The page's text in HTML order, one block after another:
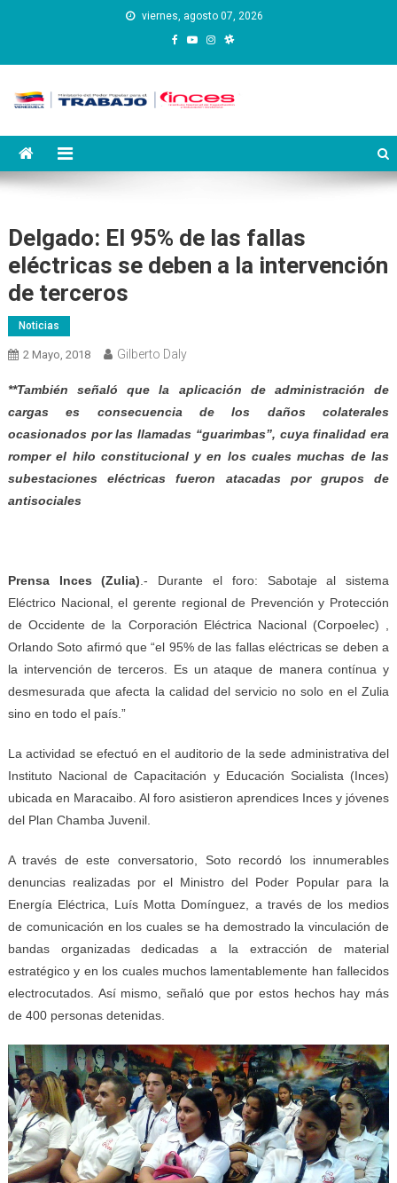
viernes, agosto 07, 2026
Instituto Nacional de
Capacitación y Educación
Delgado: El 95% de las fallas
eléctricas se deben a la intervención
de terceros
Noticias
2 Mayo, 2018 Gilberto Daly
**También señaló que la aplicación de administración de
cargas es consecuencia de los daños colaterales
ocasionados por las llamadas “guarimbas”, cuya finalidad era
romper el hilo constitucional y en los cuales muchas de las
subestaciones eléctricas fueron atacadas por grupos de
antisociales
Prensa Inces (Zulia) .- Durante el foro: Sabotaje al sistema
Eléctrico Nacional, el gerente regional de Prevención y Protección
de Occidente de la Corporación Eléctrica Nacional (Corpoelec) ,
Orlando Soto afirmó que “el 95% de las fallas eléctricas se deben a
la intervención de terceros. Es un ataque de manera contínua y
desmesurada que afecta la calidad del servicio no solo en el Zulia
sino en todo el país.”
La actividad se efectuó en el auditorio de la sede administrativa del
Instituto Nacional de Capacitación y Educación Socialista (Inces)
ubicada en Maracaibo. Al foro asistieron aprendices Inces y jóvenes
del Plan Chamba Juvenil.
A través de este conversatorio, Soto recordó los innumerables
denuncias realizadas por el Ministro del Poder Popular para la
Energía Eléctrica, Luís Motta Domínguez, a través de los medios
de comunicación en los cuales se ha demostrado la vinculación de
bandas organizadas dedicadas a la extracción de material
estratégico y en los cuales muchos lamentablemente han fallecidos
electrocutados. Así mismo, señaló que por estos hechos hay más
de 400 personas detenidas.